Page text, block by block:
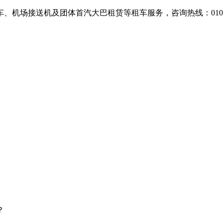
机场接送机及团体首汽大巴租赁等租车服务，咨询热线：